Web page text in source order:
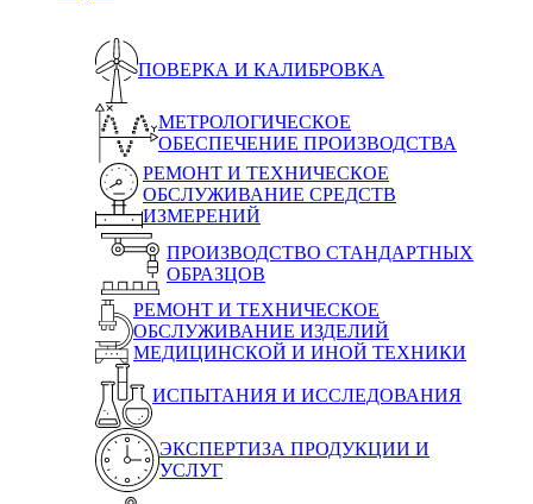
ПОВЕРКА И КАЛИБРОВКА
МЕТРОЛОГИЧЕСКОЕ
ОБЕСПЕЧЕНИЕ ПРОИЗВОДСТВА
РЕМОНТ И ТЕХНИЧЕСКОЕ
ОБСЛУЖИВАНИЕ СРЕДСТВ
ИЗМЕРЕНИЙ
ПРОИЗВОДСТВО СТАНДАРТНЫХ
ОБРАЗЦОВ
РЕМОНТ И ТЕХНИЧЕСКОЕ
ОБСЛУЖИВАНИЕ ИЗДЕЛИЙ
МЕДИЦИНСКОЙ И ИНОЙ ТЕХНИКИ
ИСПЫТАНИЯ И ИССЛЕДОВАНИЯ
ЭКСПЕРТИЗА ПРОДУКЦИИ И
УСЛУГ